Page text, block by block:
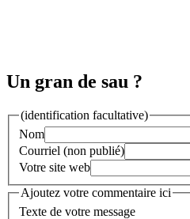
Un gran de sau ?
(identification facultative)
Nom
Courriel (non publié)
Votre site web
Ajoutez votre commentaire ici
Texte de votre message